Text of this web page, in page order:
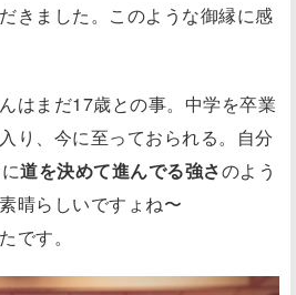
きました。このような御縁に感
はまだ17歳との事。中学を卒業
り、今に至っておられる。自分
道を決めて進んでる強さのよう
晴らしいですょね〜
です。